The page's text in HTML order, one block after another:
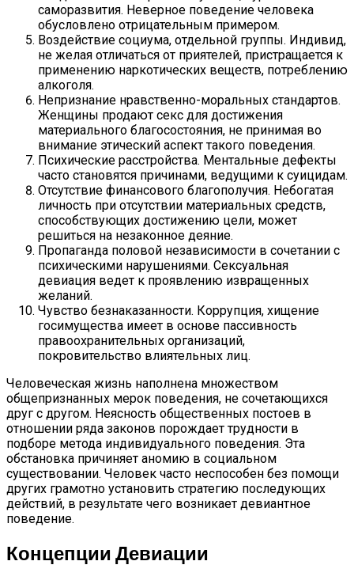
саморазвития. Неверное поведение человека
обусловлено отрицательным примером.
Воздействие социума, отдельной группы. Индивид,
не желая отличаться от приятелей, пристращается к
применению наркотических веществ, потреблению
алкоголя.
Непризнание нравственно-моральных стандартов.
Женщины продают секс для достижения
материального благосостояния, не принимая во
внимание этический аспект такого поведения.
Психические расстройства. Ментальные дефекты
часто становятся причинами, ведущими к суицидам.
Отсутствие финансового благополучия. Небогатая
личность при отсутствии материальных средств,
способствующих достижению цели, может
решиться на незаконное деяние.
Пропаганда половой независимости в сочетании с
психическими нарушениями. Сексуальная
девиация ведет к проявлению извращенных
желаний.
Чувство безнаказанности. Коррупция, хищение
госимущества имеет в основе пассивность
правоохранительных организаций,
покровительство влиятельных лиц.
Человеческая жизнь наполнена множеством
общепризнанных мерок поведения, не сочетающихся
друг с другом. Неясность общественных постоев в
отношении ряда законов порождает трудности в
подборе метода индивидуального поведения. Эта
обстановка причиняет аномию в социальном
существовании. Человек часто неспособен без помощи
других грамотно установить стратегию последующих
действий, в результате чего возникает девиантное
поведение.
Концепции Девиации